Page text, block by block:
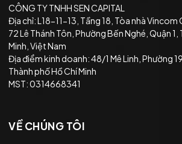
CÔNG TY TNHH SEN CAPITAL
Địa chỉ: L18-11-13, Tầng 18, Tòa nhà Vincom
72 Lê Thánh Tôn, Phường Bến Nghé, Quận 1,
Minh, Việt Nam
Địa điểm kinh doanh: 48/1 Mê Linh, Phường
Thành phố Hồ Chí Minh
MST: 0314668341
VỀ CHÚNG TÔI